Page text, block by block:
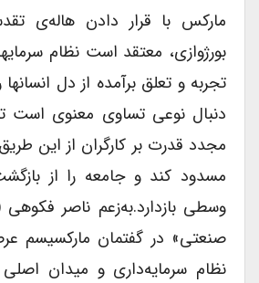
مارکس با قرار دادن هاله‌ی
بورژوازی، معتقد است نظام
تجربه و تعلق برآمده از دل
دنبال نوعی تساوی معنوی است تا
مجدد قدرت بر کارگران از این طریق
مسدود کند و جامعه را از
صنعتی» در گفتمان مارکسیسم
نظام سرمایه‌داری و میدان اصلی